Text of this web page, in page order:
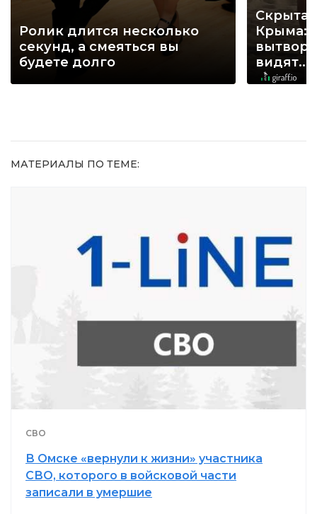
Ролик длится несколько
секунд, а смеяться вы
будете долго
Крыма:
видят...
МАТЕРИАЛЫ ПО ТЕМЕ:
СВО
В Омске «вернули к жизни» участника
СВО, которого в войсковой части
записали в умершие